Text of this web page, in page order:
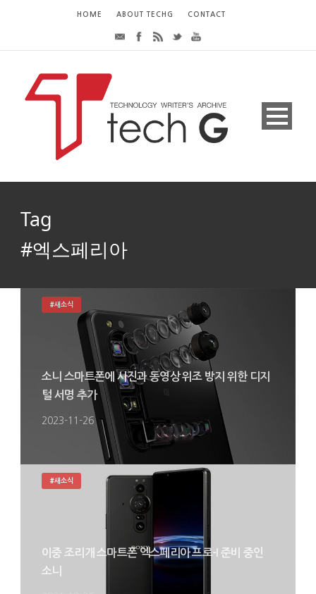
HOME ABOUT TECHG CONTACT
Tag
#엑스페리아
소니 스마트폰에 사진과 동영상 위조 방지 위한 디지
털 서명 추가
2023-11-26
#새소식
이중 조리개 스마트폰 엑스페리아 프로-I 준비 중인
소니
#새소식